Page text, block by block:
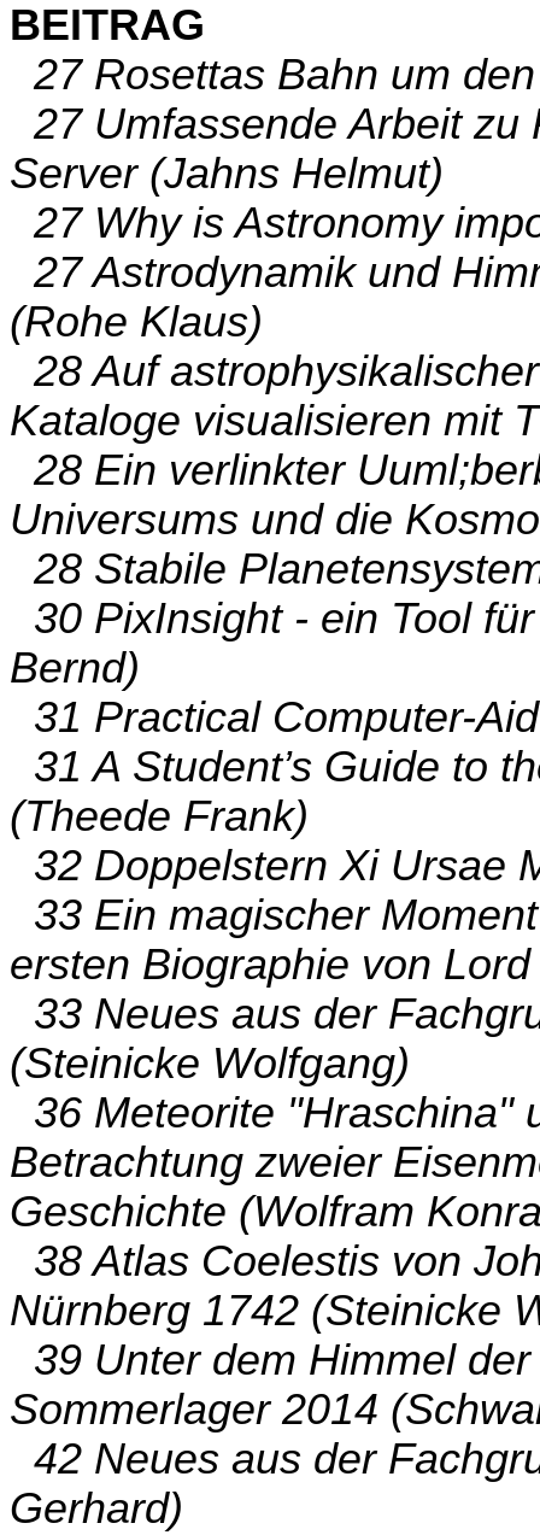
BEITRAG
27 Rosettas Bahn um
27 Umfassende Arbeit
Server (Jahns Helmut)
27 Why is Astronomy
27 Astrodynamik und
(Rohe Klaus)
28 Auf
Kataloge visualisieren mit
28 Ein verlinkter
Universums und die
28 Stabile
30 PixInsight - ein Tool
Bernd)
31 Practical Computer-
31 A Student’s Guide to
(Theede Frank)
32 Doppelstern Xi Ursae
33 Ein magischer
ersten Biographie von
33 Neues aus der
(Steinicke Wolfgang)
36 Meteorite "Hraschina"
Betrachtung zweier
Geschichte (Wolfram
38 Atlas Coelestis von
Nürnberg 1742 (Steinicke
39 Unter dem Himmel
Sommerlager 2014
42 Neues aus der
Gerhard)